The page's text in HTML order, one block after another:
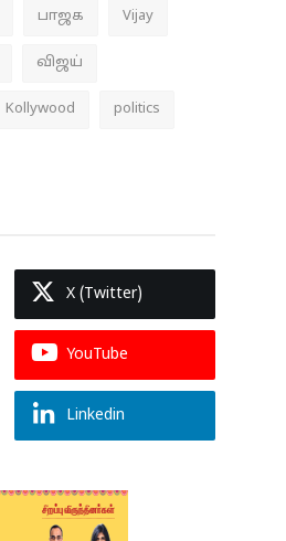
பாஜக Vijay
விஜய்
Kollywood politics
X (Twitter)
YouTube
Linkedin